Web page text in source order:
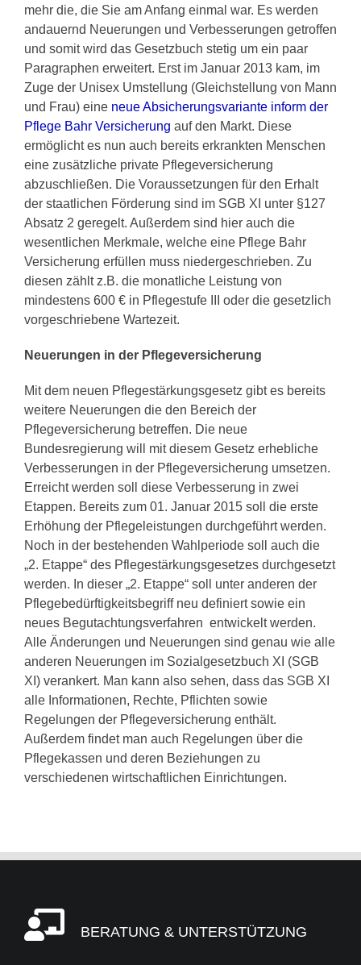
mehr die, die Sie am Anfang einmal war. Es werden
andauernd Neuerungen und Verbesserungen getroffen
und somit wird das Gesetzbuch stetig um ein paar
Paragraphen erweitert. Erst im Januar 2013 kam, im
Zuge der Unisex Umstellung (Gleichstellung von Mann
und Frau) eine neue Absicherungsvariante inform der
Pflege Bahr Versicherung auf den Markt. Diese
ermöglicht es nun auch bereits erkrankten Menschen
eine zusätzliche private Pflegeversicherung
abzuschließen. Die Voraussetzungen für den Erhalt
der staatlichen Förderung sind im SGB XI unter §127
Absatz 2 geregelt. Außerdem sind hier auch die
wesentlichen Merkmale, welche eine Pflege Bahr
Versicherung erfüllen muss niedergeschrieben. Zu
diesen zählt z.B. die monatliche Leistung von
mindestens 600 € in Pflegestufe III oder die gesetzlich
vorgeschriebene Wartezeit.
Neuerungen in der Pflegeversicherung
Mit dem neuen Pflegestärkungsgesetz gibt es bereits
weitere Neuerungen die den Bereich der
Pflegeversicherung betreffen. Die neue
Bundesregierung will mit diesem Gesetz erhebliche
Verbesserungen in der Pflegeversicherung umsetzen.
Erreicht werden soll diese Verbesserung in zwei
Etappen. Bereits zum 01. Januar 2015 soll die erste
Erhöhung der Pflegeleistungen durchgeführt werden.
Noch in der bestehenden Wahlperiode soll auch die
„2. Etappe“ des Pflegestärkungsgesetzes durchgesetzt
werden. In dieser „2. Etappe“ soll unter anderen der
Pflegebedürftigkeitsbegriff neu definiert sowie ein
neues Begutachtungsverfahren entwickelt werden.
Alle Änderungen und Neuerungen sind genau wie alle
anderen Neuerungen im Sozialgesetzbuch XI (SGB
XI) verankert. Man kann also sehen, dass das SGB XI
alle Informationen, Rechte, Pflichten sowie
Regelungen der Pflegeversicherung enthält.
Außerdem findet man auch Regelungen über die
Pflegekassen und deren Beziehungen zu
verschiedenen wirtschaftlichen Einrichtungen.
BERATUNG & UNTERSTÜTZUNG